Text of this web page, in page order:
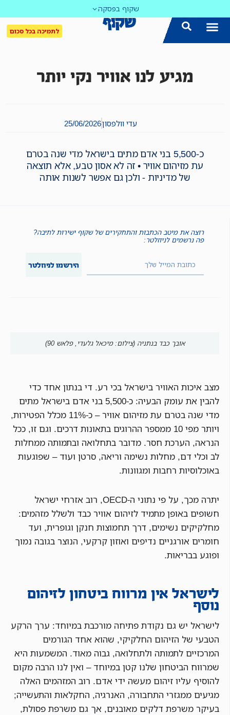
שקוף בפסקה
לתמיכה בכל סכום
מגיע לנו אוויר נקי יותר
עדי וולפסון25/06/2026
כ-5,500 בני אדם מתים בישראל מדי שנה בטרם
עת מזיהום אוויר • זה לא אסון טבע, אלא תוצאה
של מדיניות - ולכן גם אפשר לשנות אותה
רוצה את מיטב הכתבות והתחקירים של שקוף ישירות לתיבה?
פה נרשמים לניוזלטר:
הירשמו לניוזלטר
אובך כבד בנתניה (צילום: מיכאל גלעדי, פלאש 90)
מצב איכות האוויר בישראל בכי רע. די בנתון אחד כדי
להבין את עומק הבעיה: כ-5,500 בני אדם בישראל מתים
מדי שנה בטרם עת מזיהום אוויר – כ-11% מכלל הפטירות,
ויותר מפי 10 ממספר ההרוגים בתאונות דרכים. וגם זו, ככל
הנראה, הערכת חסר. מדובר בתחלואה ובתמותה ממחלות
לב וכלי דם, מחלות נשימה וריאה, סרטן ועוד – שפוגעות
באוכלוסיות רחבות ומגוונות.
יתרה מכך, על פי נתוני ה-OECD, רוב אזרחי ישראל
חשופים באופן מתמיד לזיהום אוויר כבד ולשלל מזהמים:
מחלקיקים נשימים, דרך תחמוצות חנקן וגופרית, ועד
חומרים אורגניים נדיפים ואוזון קרקעי, הנוצר בגובה נמוך
ופוגע בבריאות.
לישראל אין מרווח ביטחון לזיהום
נוסף
לישראל יש גם נקודת פתיחה מורכבת במיוחד: ערך הרקע
הטבעי של הזיהום החלקיקי, שהוא אחד הגורמים
המרכזיים לתמותה ולתחלואה, גבוה מאוד. המשמעות היא
שמרווח הביטחון שלנו קטן במיוחד – ואין לנו הרבה מקום
להוסיף עליו זיהום מעשה ידי אדם. רוב המזהמים האלה
מגיעים ממגזרי התחבורה, האנרגיה, החקלאות והתעשייה;
בעיקר משרפת דלקים מאובנים, אך גם משרפת פסולת,